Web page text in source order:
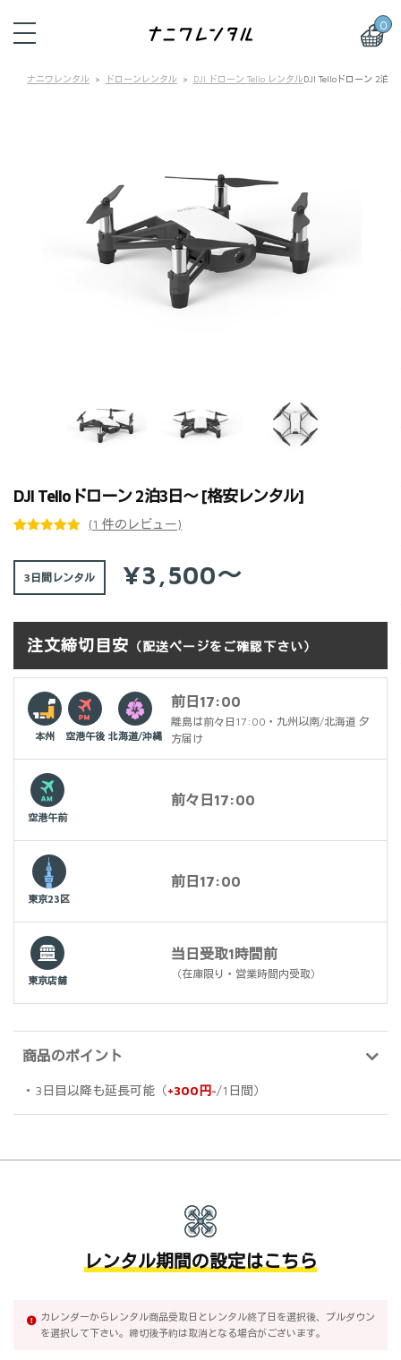
0
ナニワレンタル ドローンレンタル DJI ドローン Tello レンタルDJI Telloドローン 2泊3
DJI Telloドローン 2泊3日～ [格安レンタル]
評価に基づ
く5段階評
5.00点
(1 件のレビュー)
3日間 ¥3,500～
注文締切目安 （配送ページをご確認下さい）
本州 空港午後 北海道/沖縄
前日17:00
離島は前々日17:00・九州以南/北海道 夕
方届け
空港午前
前々日17:00
東京23区
前日17:00
東京店舗
当日受取1時間前
（在庫限り・営業時間内受取）
商品のポイント
・3日目以降も延長可能（+300円~/1日間）
レンタル期間の設定はこちら
カレンダーからレンタル商品受取日とレンタル終了日を選択後、プルダウン
を選択して下さい。締切後予約は取消となる場合がございます。